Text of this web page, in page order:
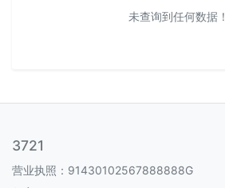
未查询到任何数据！
3721
营业执照：91430102567888888G